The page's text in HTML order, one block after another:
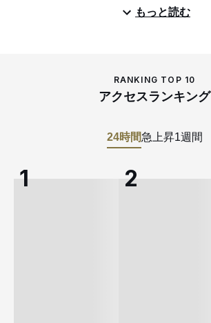
もっと読む
RANKING TOP 10
アクセスランキング
24時間急上昇1週間